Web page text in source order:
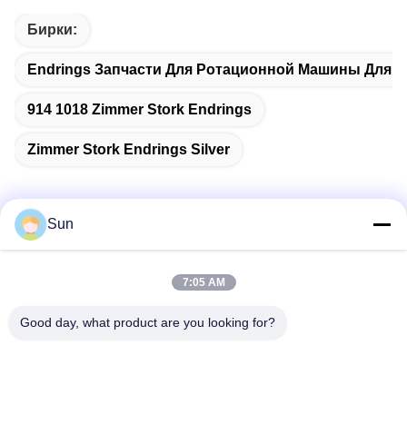
Бирки:
Endrings Запчасти Для Ротационной Машины Для
914 1018 Zimmer Stork Endrings
Zimmer Stork Endrings Silver
NO.55 XINSHENG ROAD, РАЙОН УЦЗИНЬ, ГОРОД
Sun
7:05 AM
Good day, what product are you looking for?